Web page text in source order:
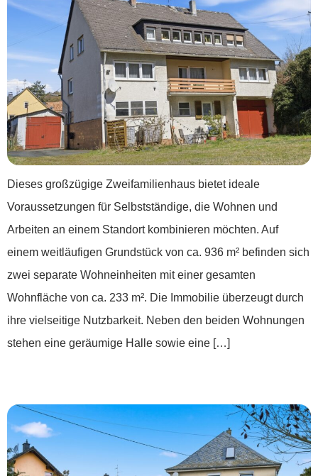
Dieses großzügige Zweifamilienhaus bietet ideale
Voraussetzungen für Selbstständige, die Wohnen und
Arbeiten an einem Standort kombinieren möchten. Auf
einem weitläufigen Grundstück von ca. 936 m² befinden sich
zwei separate Wohneinheiten mit einer gesamten
Wohnfläche von ca. 233 m². Die Immobilie überzeugt durch
ihre vielseitige Nutzbarkeit. Neben den beiden Wohnungen
stehen eine geräumige Halle sowie eine […]